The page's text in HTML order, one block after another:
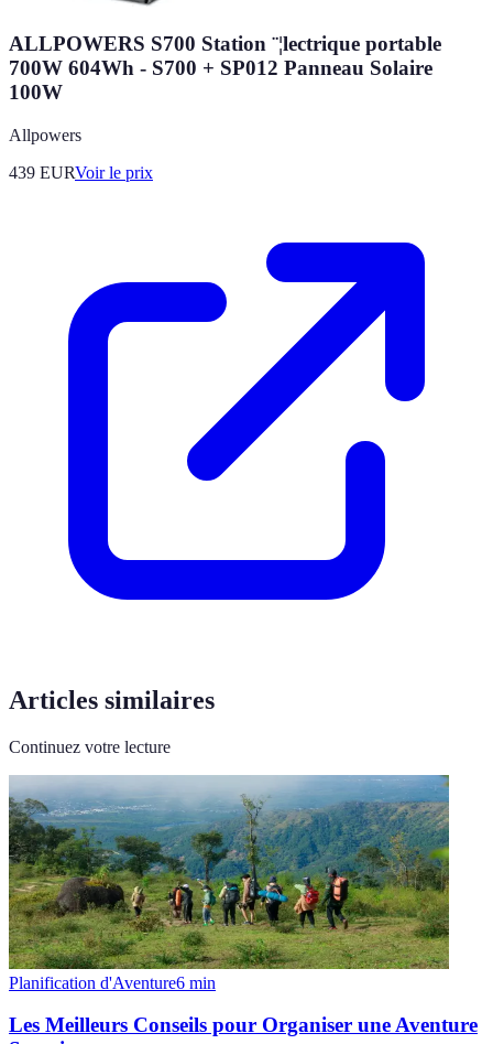
ALLPOWERS S700 Station ¨¦lectrique portable
700W 604Wh - S700 + SP012 Panneau Solaire
100W
Allpowers
439 EURVoir le prix
Articles similaires
Continuez votre lecture
Planification d'Aventure6 min
Les Meilleurs Conseils pour Organiser une Aventure